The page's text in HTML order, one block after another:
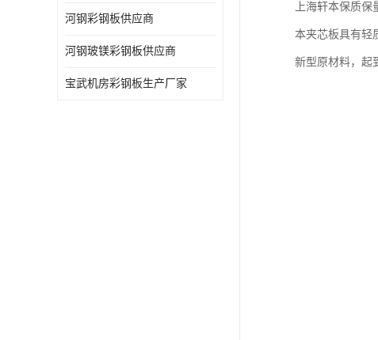
河钢彩钢板供应商
河钢玻镁彩钢板供应商
宝武机房彩钢板生产厂家
上海轩本保质
本夹芯板具有轻
新型原材料，起